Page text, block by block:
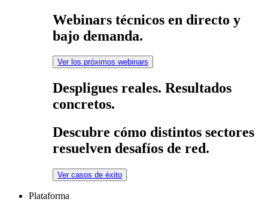
Webinars técnicos en directo y
bajo demanda.
Ver los próximos webinars
Despligues reales. Resultados
concretos.
Descubre cómo distintos sectores
resuelven desafíos de red.
Ver casos de éxito
Plataforma